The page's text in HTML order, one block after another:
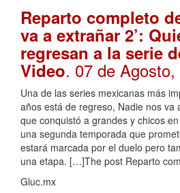
Reparto completo
va a extrañar 2’:
regresan a la serie
Video. 07 de
Una de las series mexicanas más
años está de regreso, Nadie nos va
que conquistó a grandes y chicos
una segunda temporada que
estará marcada por el duelo pero
una etapa. […]The post Reparto
Gluc.mx